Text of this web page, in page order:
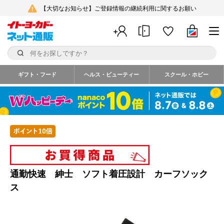
【大切なお知らせ】ご登録情報の継続利用に関するお願い
ギフト・フード ヘルス・ビューティー スクール・ホビー
通勤快速 紳士 ソフト着圧設計 カーフソック
ス